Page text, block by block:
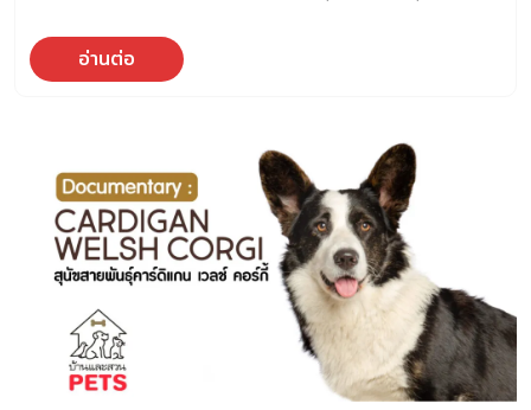
เจ้าของสุนัขทุกคนต่างมีความสุขเมื่อเห็น สุนัขดีใจเวลาเจอ
เจ้าของ ซึ่งเป็นพฤติกรรมน่ารักของสุนัขที่พบได้ทั่วโลก ท่าทาง
เข้าใจกับพฤติกรรมนี้ จะช่วยให้เราเห็นความสำคัญ ต่อการสร้าง
ความสัมพันธ์ที่ดีระหว่างเราและสุนัข ทำไม สุนัขดีใจเวลาเจอ
เจ้าของ คำตอบที่ดูตรงตัวมากที่สุด คือ ความผูกพันอันแน่นแฟ้น
ระหว่างสุนัขกับเจ้าของ สุนัขเข้ามาเป็นสัตว์เลี้ยงในสังคมมนุษย์
อย่างยาวนาน ดังนั้น สุนัขจึงรู้สึกว่า พวกเราเป็นส่วนหนึ่งของ
ฝูง หรือในปัจจุบันอาจเรียกได้ว่า “เป็นส่วนหนึ่งของครอบครัว”
ความสัมพันธ์ทางอามรมณ์นี้เอง กระตุ้นความตื่นเต้นของสุนัข
เมื่อเห็นเจ้าของกลับมาถึงบ้าน โดยพวกเขาไม่ได้รู้สึกว่าเราเป็น
เพียงผู้ให้อาหาร หรือคนที่พาออกไปเดินเล่นนอกบ้านเท่านั้น แต่
อ่านต่อ